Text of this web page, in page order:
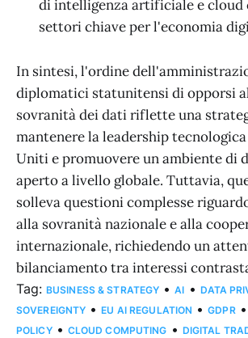
di intelligenza artificiale e cloud
settori chiave per l'economia
In sintesi, l'ordine
diplomatici statunitensi di opporsi
sovranità dei dati riflette una
mantenere la leadership
Uniti e promuovere un ambiente di
aperto a livello globale. Tuttavia,
solleva questioni complesse
alla sovranità nazionale e alla
internazionale, richiedendo un
bilanciamento tra interessi
Tag: BUSINESS & STRATEGY • AI • DATA
SOVEREIGNTY • EU AI REGULATION • GDPR •
POLICY • CLOUD COMPUTING • DIGITAL